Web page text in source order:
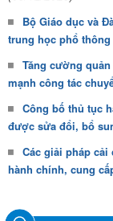
Bộ Giáo dục và
trung học phổ thông
Tăng cường
mạnh công tác
Công bố thủ tục
được sửa đổi, bổ
Các giải pháp
hành chính, cung